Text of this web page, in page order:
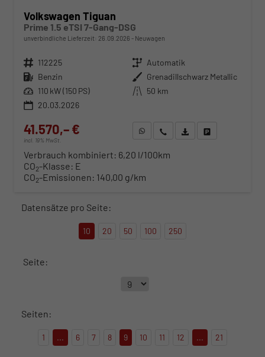
Volkswagen Tiguan
Prime 1.5 eTSI 7-Gang-DSG
unverbindliche Lieferzeit: 26.09.2026 Neuwagen
Fahrzeugnr. 112225 Getriebe Automatik
Kraftstoff Benzin Außenfarbe Grenadillschwarz Metallic
Leistung 110 kW (150 PS) Kilometerstand 50 km
20.03.2026
41.570,– €
incl. 19% MwSt.
WhatsApp anfragen
Wir rufen Sie anFahrzeugexposé (PDF)
Verbrauch kombiniert: 6,20 l/100km
CO2-Klasse: E
CO2-Emissionen: 140,00 g/km
Datensätze pro Seite:
10 20 50 100 250
Seite:
Seiten:
1 ... 6 7 8 9 10 11 12 ... 21